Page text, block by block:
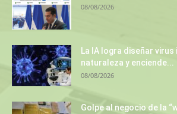
08/08/2026
La IA logra diseñar
naturaleza y enciende...
08/08/2026
Golpe al negocio de la